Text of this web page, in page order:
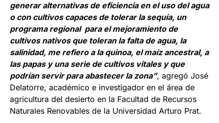
generar alternativas de eficiencia en el uso del agua
o con cultivos capaces de tolerar la sequía, un
programa regional para el mejoramiento de
cultivos nativos que toleran la falta de agua, la
salinidad, me refiero a la quinoa, el maíz ancestral, a
las papas y una serie de cultivos vitales y que
podrían servir para abastecer la zona”, agregó José
Delatorre, académico e investigador en el área de
agricultura del desierto en la Facultad de Recursos
Naturales Renovables de la Universidad Arturo Prat.